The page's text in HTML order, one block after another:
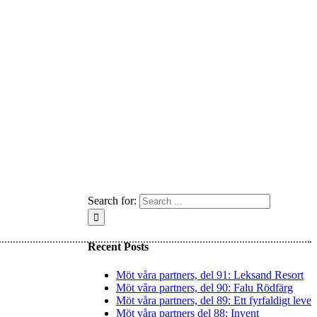
Search for:
Recent Posts
Möt våra partners, del 91: Leksand Resort
Möt våra partners, del 90: Falu Rödfärg
Möt våra partners, del 89: Ett fyrfaldigt leve
Möt våra partners del 88: Invent